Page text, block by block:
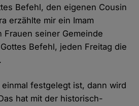
Befehl, den eigenen Cousin
erzählte mir ein Imam
seiner Gemeinde
Befehl, jeden Freitag die
festgelegt ist, dann wird
hat mit der historisch-